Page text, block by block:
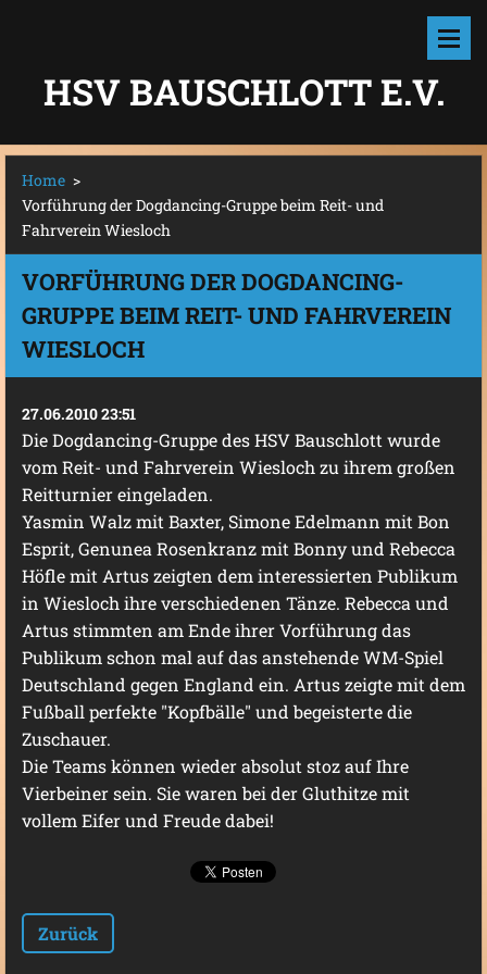
HSV BAUSCHLOTT E.V.
Home >
Vorführung der Dogdancing-Gruppe beim Reit- und
Fahrverein Wiesloch
VORFÜHRUNG DER DOGDANCING-
GRUPPE BEIM REIT- UND FAHRVEREIN
WIESLOCH
27.06.2010 23:51
Die Dogdancing-Gruppe des HSV Bauschlott wurde
vom Reit- und Fahrverein Wiesloch zu ihrem großen
Reitturnier eingeladen.
Yasmin Walz mit Baxter, Simone Edelmann mit Bon
Esprit, Genunea Rosenkranz mit Bonny und Rebecca
Höfle mit Artus zeigten dem interessierten Publikum
in Wiesloch ihre verschiedenen Tänze. Rebecca und
Artus stimmten am Ende ihrer Vorführung das
Publikum schon mal auf das anstehende WM-Spiel
Deutschland gegen England ein. Artus zeigte mit dem
Fußball perfekte "Kopfbälle" und begeisterte die
Zuschauer.
Die Teams können wieder absolut stoz auf Ihre
Vierbeiner sein. Sie waren bei der Gluthitze mit
vollem Eifer und Freude dabei!
Zurück